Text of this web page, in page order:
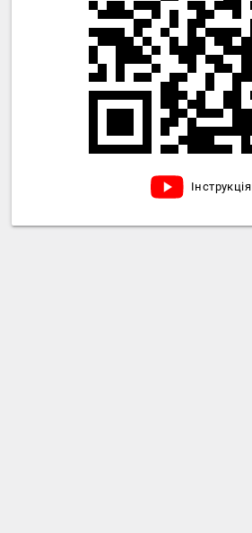
Інструкція